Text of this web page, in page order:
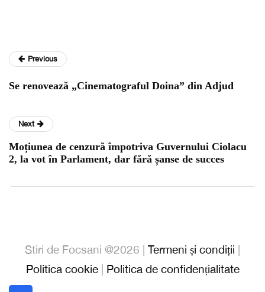
Previous
Se renovează „Cinematograful Doina” din Adjud
Next
Moțiunea de cenzură împotriva Guvernului Ciolacu
2, la vot în Parlament, dar fără șanse de succes
Stiri de Focsani @2026 | Termeni și condiții |
Politica cookie| Politica de confidențialitate